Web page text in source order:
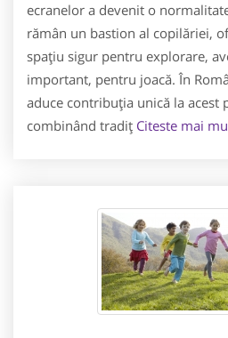
ecranelor a devenit o
rămân un bastion al copilăriei,
spațiu sigur pentru explorare,
important, pentru joacă. În
aduce contribuția unică la acest
combinând tradiț Citeste mai